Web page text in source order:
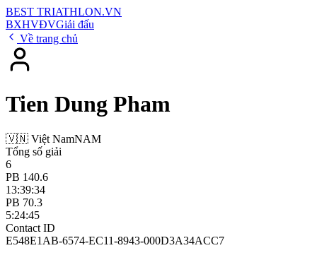
BEST TRIATHLON.VN
BXHVĐVGiải đấu
Về trang chủ
Tien Dung Pham
🇻🇳 Việt NamNAM
Tổng số giải
6
PB 140.6
13:39:34
PB 70.3
5:24:45
Contact ID
E548E1AB-6574-EC11-8943-000D3A34ACC7